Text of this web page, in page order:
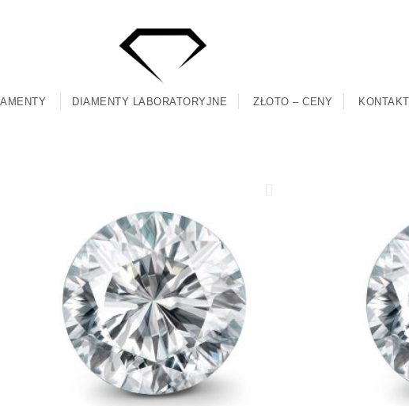
DIAMENTY LABORATORYJNE ZŁOTO – CENY KONTAKT